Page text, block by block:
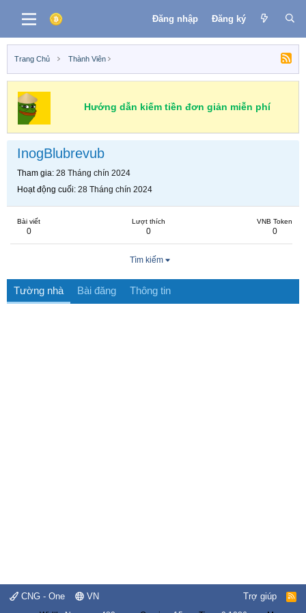
Đăng nhập Đăng ký
Trang Chủ Thành Viên
Hướng dẫn kiếm tiền đơn giản miễn phí
InogBlubrevub
Tham gia 28 Tháng chín 2024
Hoạt động cuối 28 Tháng chín 2024
Bài viết
0
Lượt thích
0
VNB Token
0
Tìm kiếm
Tường nhà Bài đăng Thông tin
CNG - One VN Trợ giúp
R